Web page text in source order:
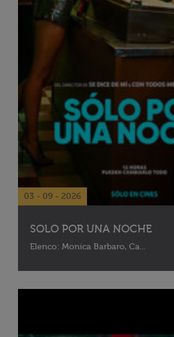
03 - 09 - 2026
SOLO POR UNA NOCHE
Elenco: Monica Barbaro, Ca...